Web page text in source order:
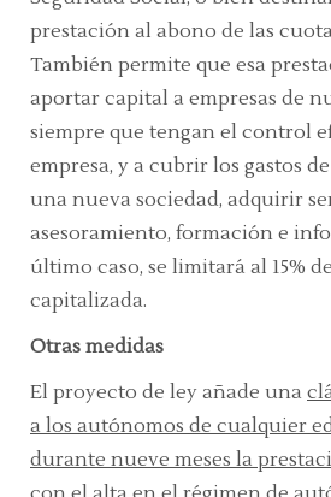
prestación al abono de las
También permite que esa
aportar capital a empresas de
siempre que tengan el control
empresa, y a cubrir los gastos
una nueva sociedad, adquirir
asesoramiento, formación e
último caso, se limitará al 15%
capitalizada.
Otras medidas
El proyecto de ley añade una
a los autónomos de cualquier
durante nueve meses la